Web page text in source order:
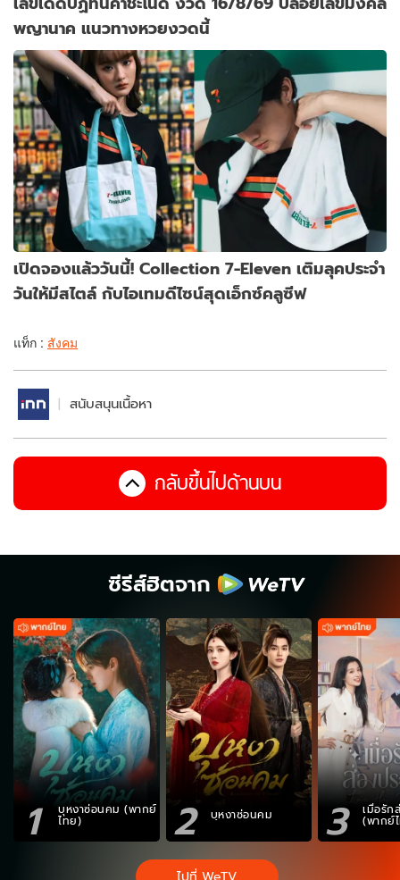
พญานาค แนวทางหวยงวดนี้
เปิดจองแล้ววันนี้! Collection 7-Eleven เติมลุคประจำ
วันให้มีสไตล์ กับไอเทมดีไซน์สุดเอ็กซ์คลูซีฟ
แท็ก : สังคม
สนับสนุนเนื้อหา
กลับขึ้นไปด้านบน
ซีรีส์ฮิตจาก
1 บุหงาซ่อนคม (พากย์
ไทย) 2 บุหงาซ่อนคม 3 เมื่อรัก
(พากย์
ไปที่ WeTV